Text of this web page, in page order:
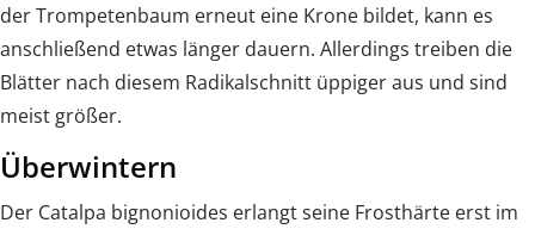
der Trompetenbaum erneut eine Krone bildet, kann es
anschließend etwas länger dauern. Allerdings treiben die
Blätter nach diesem Radikalschnitt üppiger aus und sind
meist größer.
Überwintern
Der Catalpa bignonioides erlangt seine Frosthärte erst im